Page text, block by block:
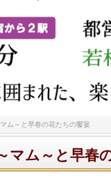
ム～と早春の花たちの饗宴
マム～と早春